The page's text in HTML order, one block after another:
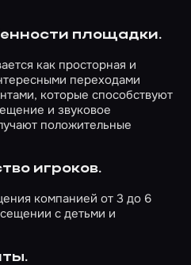
площадки.
как просторная и
переходами
которые способствуют
и звуковое
положительные
игроков.
компанией от 3 до 6
с детьми и